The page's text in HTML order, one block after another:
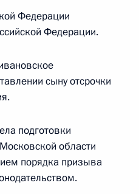
приёму граждан
в Костромской
Федерации
Федерации.
сыну отсрочки
подготовки
области
порядка призыва